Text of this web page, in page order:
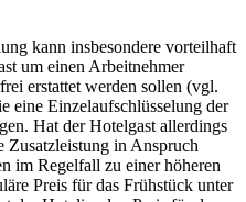
kann insbesondere vorteilhaft
um einen Arbeitnehmer
erstattet werden sollen (vgl.
eine Einzelaufschlüsselung der
Hat der Hotelgast allerdings
Zusatzleistung in Anspruch
im Regelfall zu einer höheren
Preis für das Frühstück unter